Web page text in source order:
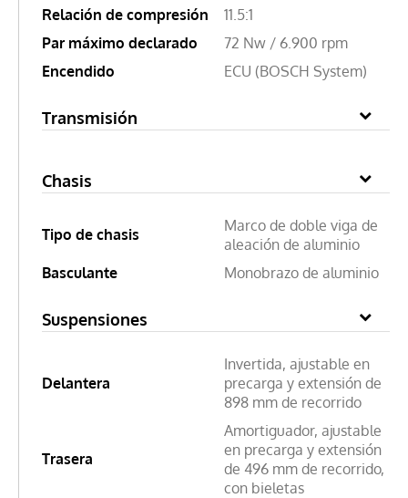
Relación de compresión
11.5:1
Par máximo declarado
72 Nw / 6.900 rpm
Encendido
ECU (BOSCH System)
Transmisión
Chasis
Tipo de chasis
Marco de doble viga de
aleación de aluminio
Basculante
Monobrazo de aluminio
Suspensiones
Delantera
Invertida, ajustable en
precarga y extensión de
898 mm de recorrido
Trasera
Amortiguador, ajustable
en precarga y extensión
de 496 mm de recorrido,
con bieletas